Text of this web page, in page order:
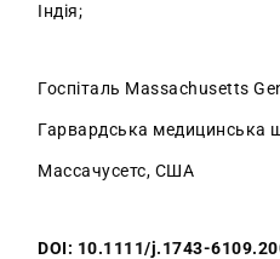
Індія;
Госпіталь Massachusetts
Гарвардська медицинська
Маcсачусетс, США
DOI: 10.1111/j.1743-